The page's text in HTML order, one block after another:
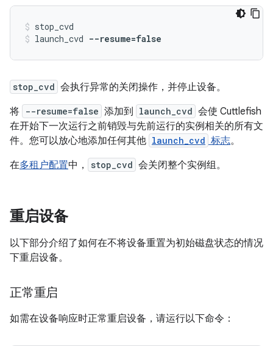
stop_cvd
launch_cvd --resume=false
stop_cvd 会执行异常的关闭操作，并停止设备。
将 --resume=false 添加到 launch_cvd 会使 Cuttlefish
在开始下一次运行之前销毁与先前运行的实例相关的所有文
件。您可以放心地添加任何其他 launch_cvd 标志。
在多租户配置中， stop_cvd 会关闭整个实例组。
重启设备
以下部分介绍了如何在不将设备重置为初始磁盘状态的情况
下重启设备。
正常重启
如需在设备响应时正常重启设备，请运行以下命令：